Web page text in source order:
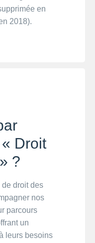
en
2018).
Droit
?
de droit des
nos
parcours
un
leurs besoins